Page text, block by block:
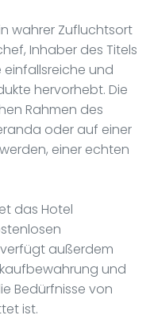
wahrer Zufluchtsort
Inhaber des Titels
und
hervorhebt. Die
Rahmen des
oder auf einer
einer echten
das Hotel
außerdem
und
Bedürfnisse von
ist.